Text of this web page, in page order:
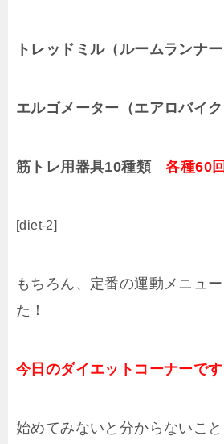
トレッドミル（ルームラン
エルゴメーター（エアロバ
筋トレ用器具10種類各種60回
[diet-2]
もちろん、定番の運動メニュ
た！
今日のダイエットコーナーで
始めてみないと分からないこ